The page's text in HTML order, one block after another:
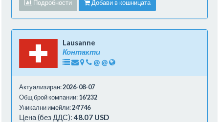
Подробности Добави в кошницата
Lausanne
Контакти
@ @
Актуализиран:2026-08-07
Общ брой компании:16'232
Уникални имейли:24'746
Цена (без ДДС):48.07 USD